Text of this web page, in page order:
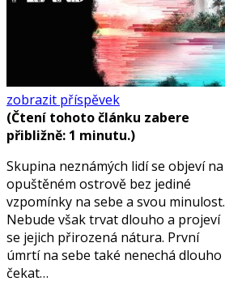
zobrazit příspěvek
(Čtení tohoto článku zabere
přibližně: 1 minutu.)
Skupina neznámých lidí se objeví na
opuštěném ostrově bez jediné
vzpomínky na sebe a svou minulost.
Nebude však trvat dlouho a projeví
se jejich přirozená nátura. První
úmrtí na sebe také nenechá dlouho
čekat…